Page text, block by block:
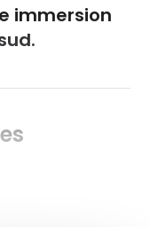
immersion